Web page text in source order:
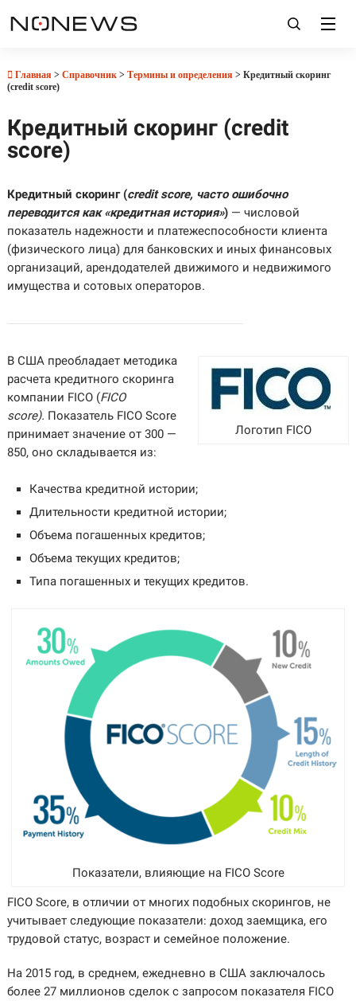
Главная > Справочник> Термины и определения > Кредитный скоринг
(credit score)
Кредитный скоринг (credit
score)
Кредитный скоринг (credit score, часто ошибочно
переводится как «кредитная история»)— числовой
показатель надежности и платежеспособности клиента
(физического лица) для банковских и иных финансовых
организаций, арендодателей движимого и недвижимого
имущества и сотовых операторов.
Логотип FICO
В США преобладает методика
расчета кредитного скоринга
компании FICO (FICO
score). Показатель FICO Score
принимает значение от 300 —
850, оно складывается из:
Качества кредитной истории;
Длительности кредитной истории;
Объема погашенных кредитов;
Объема текущих кредитов;
Типа погашенных и текущих кредитов.
Показатели, влияющие на FICO Score
FICO Score, в отличии от многих подобных скорингов, не
учитывает следующие показатели: доход заемщика, его
трудовой статус, возраст и семейное положение.
На 2015 год, в среднем, ежедневно в США заключалось
более 27 миллионов сделок с запросом показателя FICO